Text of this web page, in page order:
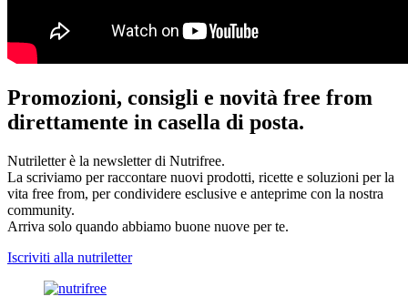
Promozioni, consigli e novità free from
direttamente in casella di posta.
Nutriletter è la newsletter di Nutrifree.
La scriviamo per raccontare nuovi prodotti, ricette e soluzioni per la
vita free from, per condividere esclusive e anteprime con la nostra
community.
Arriva solo quando abbiamo buone nuove per te.
Iscriviti alla nutriletter